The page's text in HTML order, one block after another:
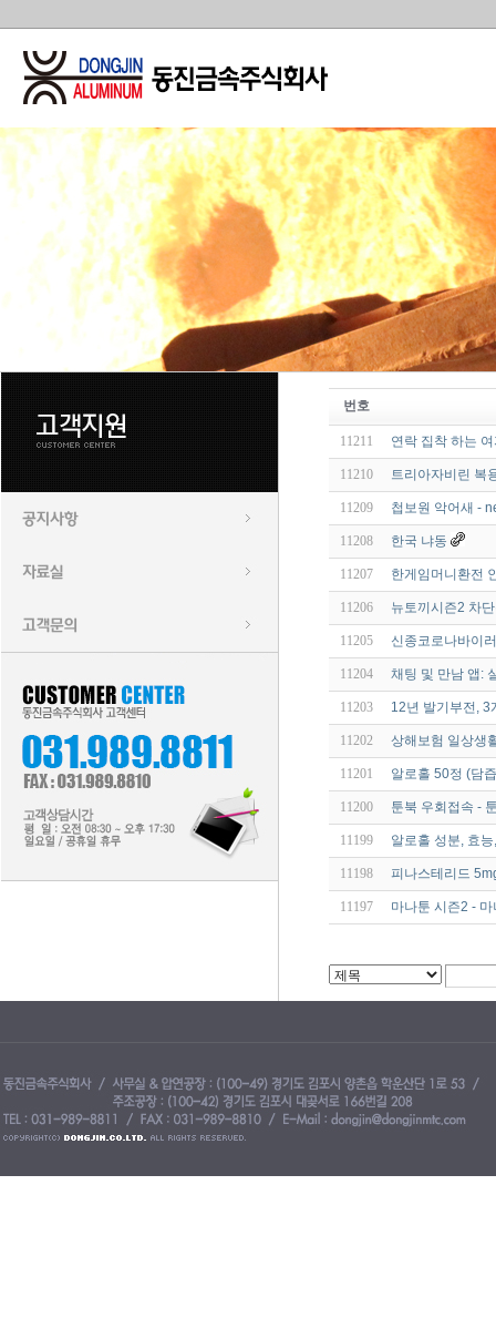
번호
11211 연락 집착 하는
11210 트리아자비린 복
11209 첩보원 악어새 -
11208 한국 냐동
11207 한게임머니환전
11206 뉴토끼시즌2 차
11205 신종코로나바이
11204 채팅 및 만남 앱:
11203 12년 발기부전, 3
11202 상해보험 일상생
11201 알로홀 50정 (담
11200 툰북 우회접속 -
11199 알로홀 성분, 효
11198 피나스테리드
11197 마나툰 시즌2 -